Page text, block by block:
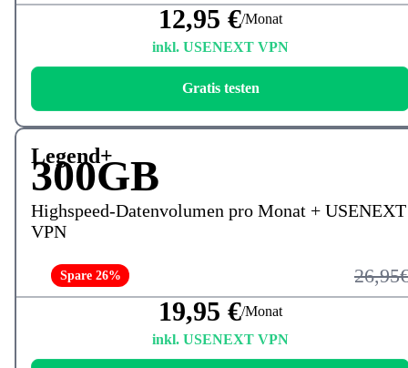
12,95 €/Monat
inkl. USENEXT VPN
Gratis testen
Legend+
300GB
Highspeed-Datenvolumen pro Monat + USENEXT
VPN
Spare 26%
19,95 €/Monat
inkl. USENEXT VPN